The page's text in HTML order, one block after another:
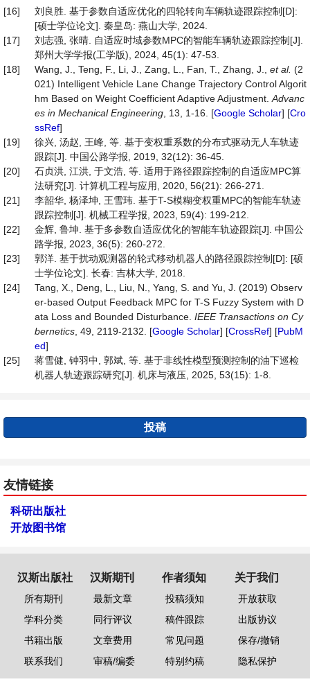
[16]
刘良胜. 基于参数自适应优化的四轮转向车辆轨迹跟踪控制[D]:
[硕士学位论文]. 秦皇岛: 燕山大学, 2024.
[17]
刘志强, 张晴. 自适应时域参数MPC的智能车辆轨迹跟踪控制[J].
郑州大学学报(工学版), 2024, 45(1): 47-53.
[18]
Wang, J., Teng, F., Li, J., Zang, L., Fan, T., Zhang, J., et al. (2
021) Intelligent Vehicle Lane Change Trajectory Control Algorit
hm Based on Weight Coefficient Adaptive Adjustment. Advanc
es in Mechanical Engineering , 13, 1-16. [Google Scholar] [Cro
ssRef]
[19]
徐兴, 汤赵, 王峰, 等. 基于变权重系数的分布式驱动无人车轨迹
跟踪[J]. 中国公路学报, 2019, 32(12): 36-45.
[20]
石贞洪, 江洪, 于文浩, 等. 适用于路径跟踪控制的自适应MPC算
法研究[J]. 计算机工程与应用, 2020, 56(21): 266-271.
[21]
李韶华, 杨泽坤, 王雪玮. 基于T-S模糊变权重MPC的智能车轨迹
跟踪控制[J]. 机械工程学报, 2023, 59(4): 199-212.
[22]
金辉, 鲁坤. 基于多参数自适应优化的智能车轨迹跟踪[J]. 中国公
路学报, 2023, 36(5): 260-272.
[23]
郭洋. 基于扰动观测器的轮式移动机器人的路径跟踪控制[D]: [硕
士学位论文]. 长春: 吉林大学, 2018.
[24]
Tang, X., Deng, L., Liu, N., Yang, S. and Yu, J. (2019) Observ
er-based Output Feedback MPC for T-S Fuzzy System with D
ata Loss and Bounded Disturbance. IEEE Transactions on Cy
bernetics , 49, 2119-2132. [Google Scholar] [CrossRef] [PubM
ed]
[25]
蒋雪健, 钟羽中, 郭斌, 等. 基于非线性模型预测控制的油下巡检
机器人轨迹跟踪研究[J]. 机床与液压, 2025, 53(15): 1-8.
投稿
友情链接
科研出版社
开放图书馆
汉斯出版社
所有期刊
学科分类
书籍出版
联系我们
汉斯期刊
最新文章
同行评议
文章费用
审稿/编委
作者须知
投稿须知
稿件跟踪
常见问题
特别约稿
关于我们
开放获取
出版协议
保存/撤销
隐私保护